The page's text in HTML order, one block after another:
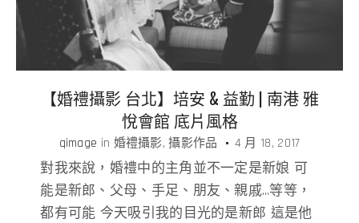
【婚禮攝影 台北】培安 & 益勤 | 南港 雅
悅會館 底片風格
qimage in 婚禮攝影 攝影作品 4 月 18, 2017
對我來說，婚禮中的主角並不一定是新娘 可
能是新郎、父母、手足、朋友、親戚…等等，
都有可能 今天吸引我的目光的是新郎 這是他